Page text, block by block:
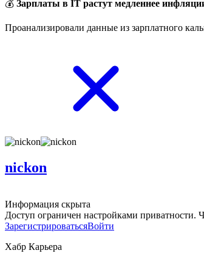
💰 Зарплаты в IT растут медленнее
Проанализировали данные из зарплатного
nickon
Информация скрыта
Доступ ограничен настройками приватности.
ЗарегистрироватьсяВойти
Хабр Карьера